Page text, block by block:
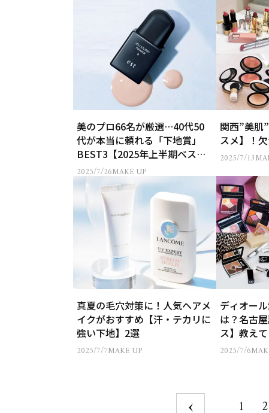
美のプロ66名が厳選…40代50
代が本当に頼れる「下地賞」
BEST3【2025年上半期ベスト
コスメ】
2025/7/26MAKE UP
関西”美肌
スメ】！
2025/7/13
真夏の毛穴対策に！人気ヘアメ
イクがおすすめ【汗・テカリに
強い下地】2選
2025/7/7MAKE UP
ディオー
は？名古
ス】教えて
2025/7/6
1 2